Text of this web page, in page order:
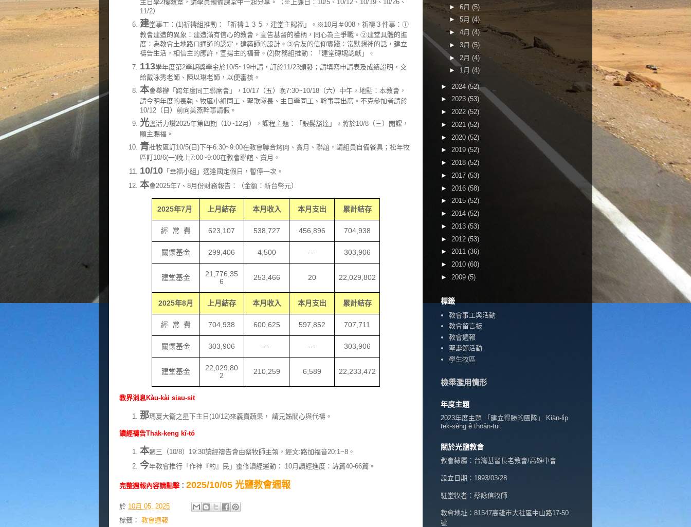
主日學2樓教室，請學員預備課堂中一起分享。（※上課日：10/5、10/12、10/19、10/26、
11/2）
建堂事工：(1)祈禱組推動：「祈禱１３５，建堂主賜福」。※10月＃008，祈禱３件事：①
教會建造的異象：建造滿有信心的教會，宣告基督的權柄，同心為主爭戰。②建堂具體的進
度：為教會土地路口通道的認定，建築師的設計。③會友的信仰實踐：常默想神的話，建立
禱告生活，相信主的應許，宣揚主的福音。(2)財務組推動：「建堂磚塊認獻」。
113學年度第2學期獎學金於10/5~19申請，訂於11/23頒發；請填寫申請表及成績證明，交
給戴咏秀老師、陳以琳老師，以便審核。
本會舉辦「跨年度同工聯席會」，10/17（五）晚7:30~10/18（六）中午，地點：本教會，
請今明年度的長執、牧區小組同工、聖歌隊長、主日學同工、幹事等出席。不克參加者請於
10/12（日）前向美燕幹事請假。
光鹽活力讚2025年第四期（10~12月），課程主題：「銀髮豁達」，將於10/8（三）開課，
願主賜福。
青壯牧區訂10/5(日)下午6:30~9:00在教會聯合烤肉、賞月、聯誼，請組員自備餐具；松年牧
區訂10/6(一)晚上7:00~9:00在教會聯誼、賞月。
10/10 「幸福小組」適逢國定假日，暫停一次。
本會2025年7、8月份財務報告：（金額：新台幣元）
2025年7月 上月結存 本月收入 本月支出 累計結存
經 常 費 623,107 538,727 456,896 704,938
關懷基金 299,406 4,500 --- 303,906
建堂基金
21,776,35
6
253,466 20 22,029,802
2025年8月 上月結存 本月收入 本月支出 累計結存
經 常 費 704,938 600,625 597,852 707,711
關懷基金 303,906 --- --- 303,906
建堂基金
22,029,80
2
210,259 6,589 22,233,472
教界消息Kàu-kài siau-sit
那瑪夏大衛之星下主日(10/12)來義賣蔬果， 請兄姊關心與代禱。
讀經禱告Tha̍k-keng kî-tó
本週三（10/8）19:30讀經禱告會由蔡牧師主領，經文:路加福音20:1~8。
今年教會推行「作神『約』民」靈修讀經運動： 10月讀經進度：詩篇40-66篇。
完整週報內容請點擊： 2025/10/05 光鹽教會週報
於 10月 05, 2025
標籤： 教會週報
► 6月 (5)
► 5月 (4)
► 4月 (4)
► 3月 (5)
► 2月 (4)
► 1月 (4)
► 2024 (52)
► 2023 (53)
► 2022 (52)
► 2021 (52)
► 2020 (52)
► 2019 (52)
► 2018 (52)
► 2017 (53)
► 2016 (58)
► 2015 (52)
► 2014 (52)
► 2013 (53)
► 2012 (53)
► 2011 (36)
► 2010 (60)
► 2009 (5)
標籤
教會事工與活動
教會留言板
教會週報
聖誕節活動
學生牧區
檢舉濫用情形
年度主題
2023年度主題 「建立得勝的團隊」 Kiàn-li̍p
tek-sèng ê thoân-tūi.
關於光鹽教會
教會隸屬：台灣基督長老教會/高雄中會
設立日期：1993/03/28
駐堂牧者：蔡詠信牧師
教會地址： 81547高雄市大社區中山路17-50
號